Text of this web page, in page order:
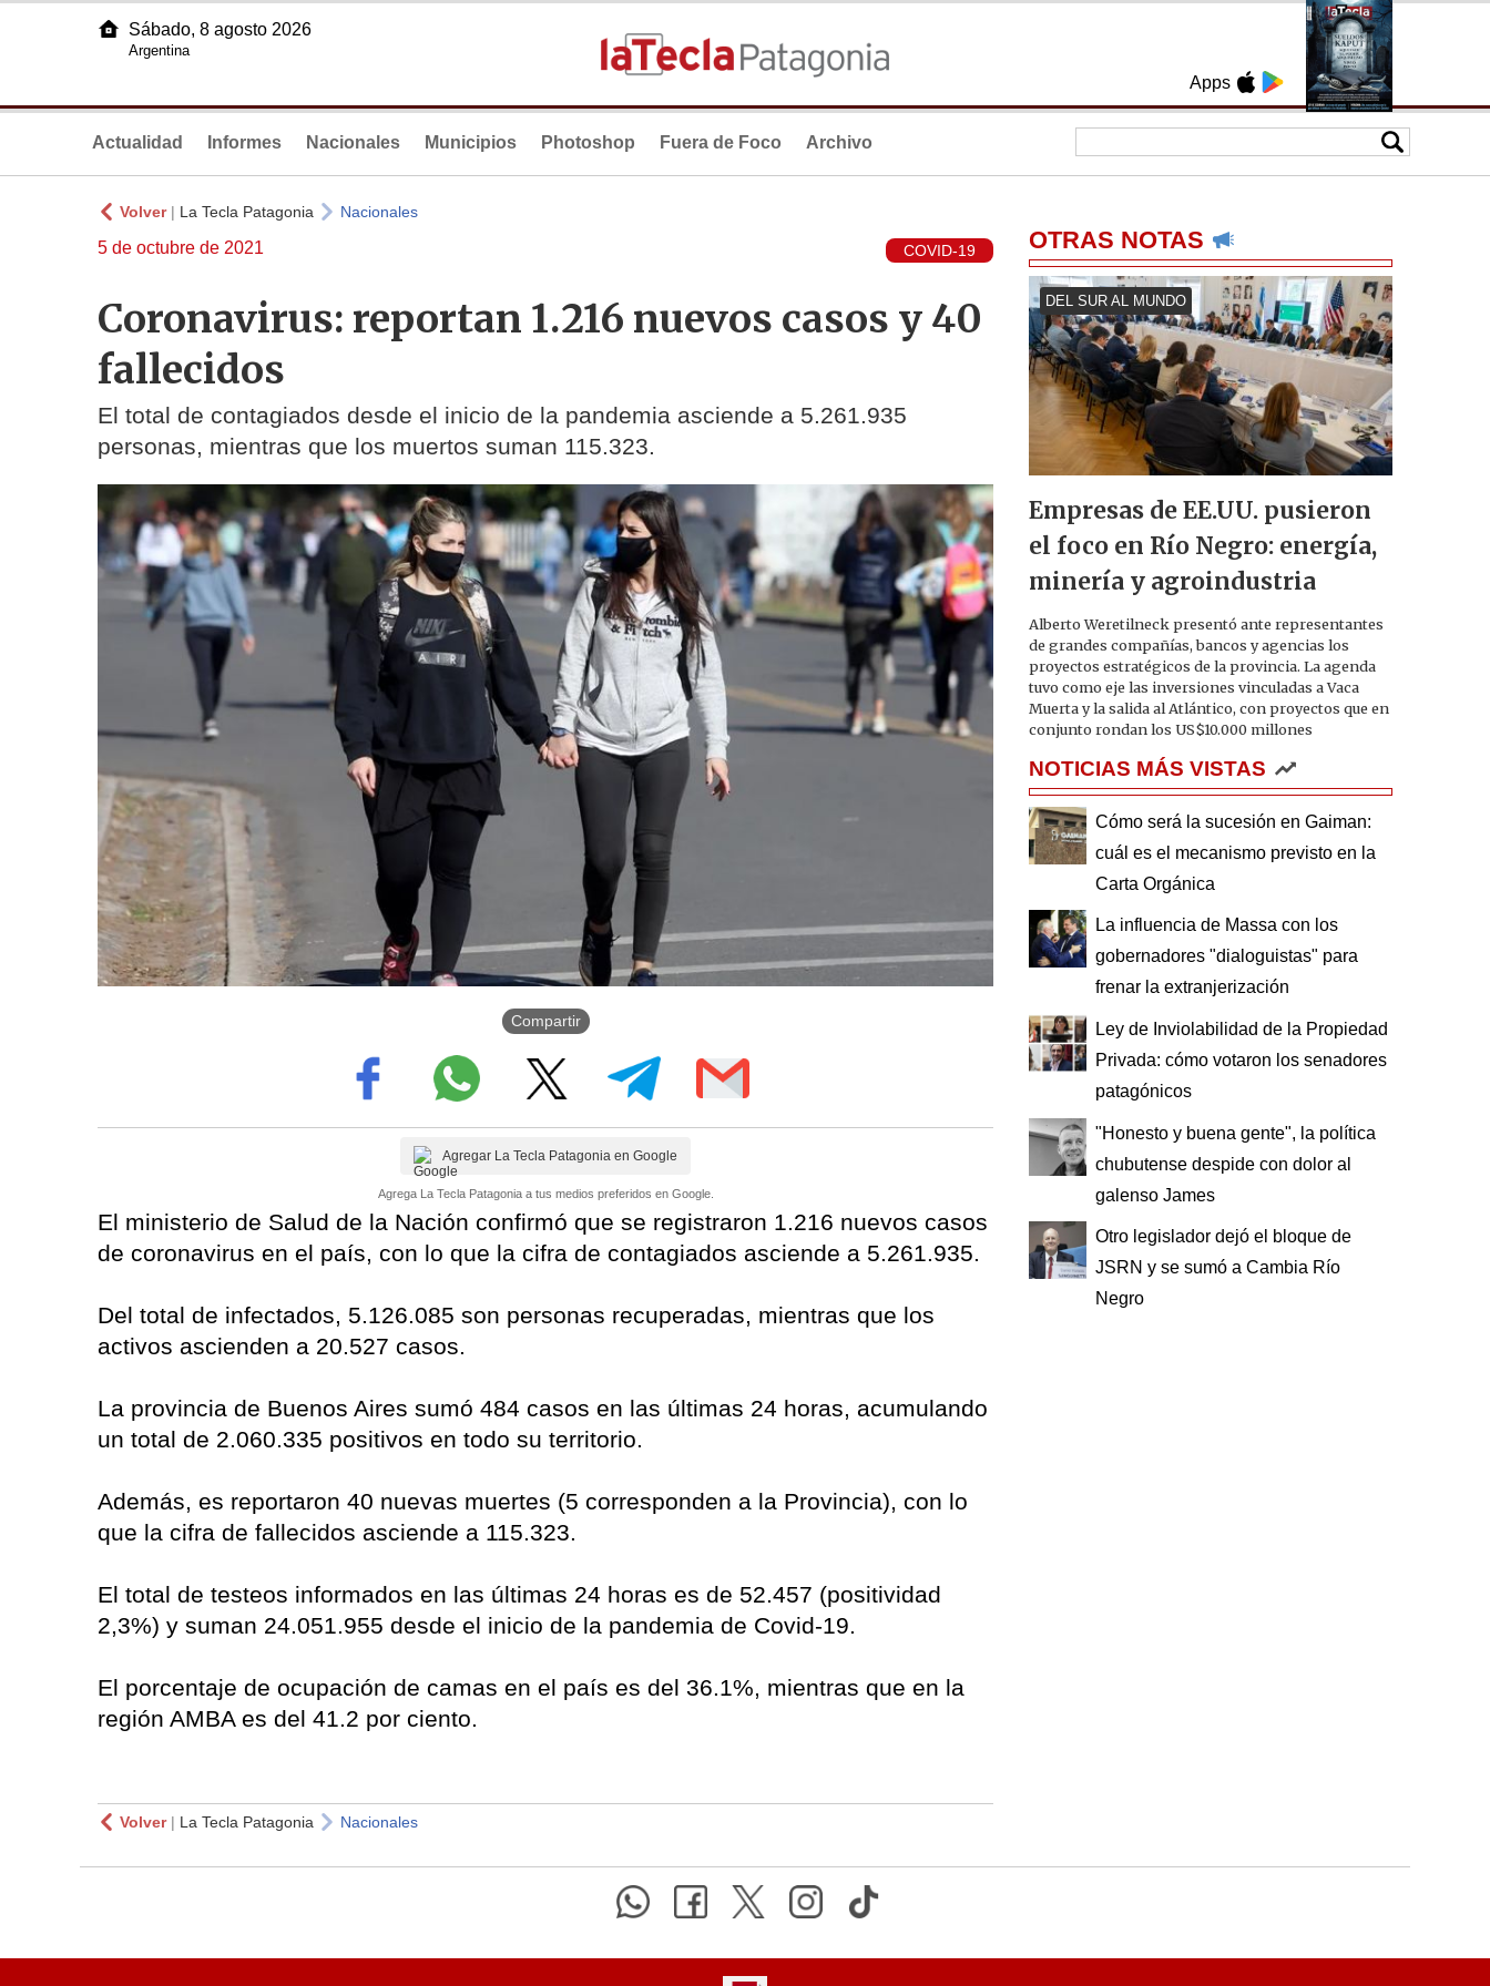
Apps
Sábado, 8 agosto 2026
Argentina
Actualidad Informes Nacionales Municipios Photoshop Fuera de Foco Archivo
Volver| La Tecla Patagonia Nacionales
5 de octubre de 2021 COVID-19
Coronavirus: reportan 1.216 nuevos casos y 40
fallecidos
El total de contagiados desde el inicio de la pandemia asciende a 5.261.935
personas, mientras que los muertos suman 115.323.
Compartir
Agregar La Tecla Patagonia en Google
Agrega La Tecla Patagonia a tus medios preferidos en Google.
El ministerio de Salud de la Nación confirmó que se registraron 1.216 nuevos casos
de coronavirus en el país, con lo que la cifra de contagiados asciende a 5.261.935.
Del total de infectados, 5.126.085 son personas recuperadas, mientras que los
activos ascienden a 20.527 casos.
La provincia de Buenos Aires sumó 484 casos en las últimas 24 horas, acumulando
un total de 2.060.335 positivos en todo su territorio.
Además, es reportaron 40 nuevas muertes (5 corresponden a la Provincia), con lo
que la cifra de fallecidos asciende a 115.323.
El total de testeos informados en las últimas 24 horas es de 52.457 (positividad
2,3%) y suman 24.051.955 desde el inicio de la pandemia de Covid-19.
El porcentaje de ocupación de camas en el país es del 36.1%, mientras que en la
región AMBA es del 41.2 por ciento.
Volver| La Tecla Patagonia Nacionales
OTRAS NOTAS
DEL SUR AL MUNDO
Empresas de EE.UU. pusieron
el foco en Río Negro: energía,
minería y agroindustria
Alberto Weretilneck presentó ante representantes
de grandes compañías, bancos y agencias los
proyectos estratégicos de la provincia. La agenda
tuvo como eje las inversiones vinculadas a Vaca
Muerta y la salida al Atlántico, con proyectos que en
conjunto rondan los US$10.000 millones
NOTICIAS MÁS VISTAS
Cómo será la sucesión en Gaiman:
cuál es el mecanismo previsto en la
Carta Orgánica
La influencia de Massa con los
gobernadores "dialoguistas" para
frenar la extranjerización
Ley de Inviolabilidad de la Propiedad
Privada: cómo votaron los senadores
patagónicos
"Honesto y buena gente", la política
chubutense despide con dolor al
galenso James
Otro legislador dejó el bloque de
JSRN y se sumó a Cambia Río
Negro